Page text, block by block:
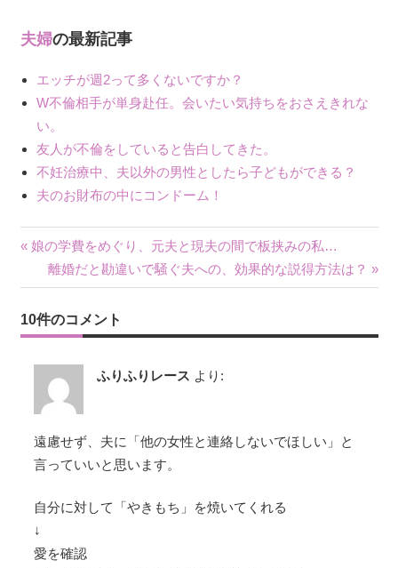
夫婦の最新記事
エッチが週2って多くないですか？
W不倫相手が単身赴任。会いたい気持ちをおさえきれな
い。
友人が不倫をしていると告白してきた。
不妊治療中、夫以外の男性としたら子どもができる？
夫のお財布の中にコンドーム！
ナ
ゲ
ー
シ
ョ
ン
« 娘の学費をめぐり、元夫と現夫の間で板挟みの私…
離婚だと勘違いで騒ぐ夫への、効果的な説得方法は？ »
10件のコメント
ふりふりレース より:
遠慮せず、夫に「他の女性と連絡しないでほしい」と
言っていいと思います。
自分に対して「やきもち」を焼いてくれる
↓
愛を確認